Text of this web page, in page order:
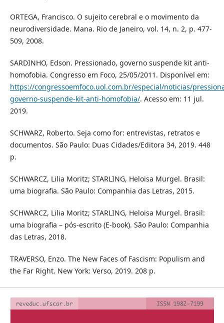
ORTEGA, Francisco. O sujeito cerebral e o movimento da
neurodiversidade. Mana. Rio de Janeiro, vol. 14, n. 2, p. 477-
509, 2008.
SARDINHO, Edson. Pressionado, governo suspende kit anti-
homofobia. Congresso em Foco, 25/05/2011. Disponível em:
https://congressoemfoco.uol.com.br/especial/noticias/
governo-suspende-kit-anti-homofobia/. Acesso em: 11 jul.
2019.
SCHWARZ, Roberto. Seja como for: entrevistas, retratos e
documentos. São Paulo: Duas Cidades/Editora 34, 2019. 448
p.
SCHWARCZ, Lilia Moritz; STARLING, Heloisa Murgel. Brasil:
uma biografia. São Paulo: Companhia das Letras, 2015.
SCHWARCZ, Lilia Moritz; STARLING, Heloisa Murgel. Brasil:
uma biografia – pós-escrito (E-book). São Paulo: Companhia
das Letras, 2018.
TRAVERSO, Enzo. The New Faces of Fascism: Populism and
the Far Right. New York: Verso, 2019. 208 p.